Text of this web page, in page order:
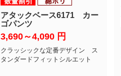
アタックベース6171 カー
ゴパンツ
3,690～4,090 円
クラッシックな定番デザイン ス
タンダードフィットシルエット